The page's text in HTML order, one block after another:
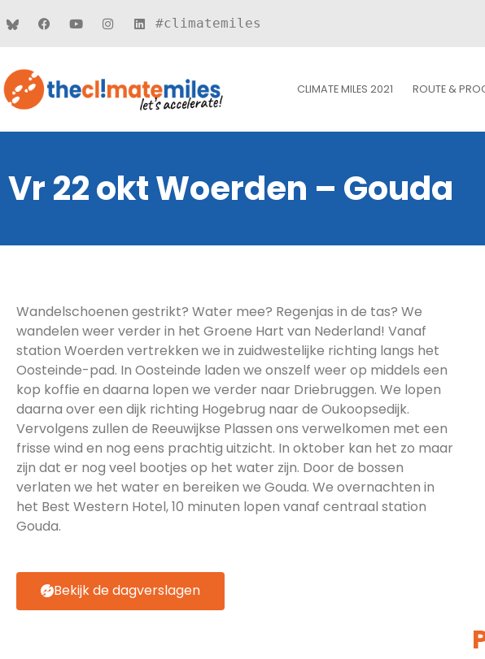
#climatemiles
CLIMATE MILES 2021 ROUTE &
Vr 22 okt Woerden – Gouda
Wandelschoenen gestrikt? Water mee? Regenjas in de tas? We
wandelen weer verder in het Groene Hart van Nederland! Vanaf
station Woerden vertrekken we in zuidwestelijke richting langs het
Oosteinde-pad. In Oosteinde laden we onszelf weer op middels een
kop koffie en daarna lopen we verder naar Driebruggen. We lopen
daarna over een dijk richting Hogebrug naar de Oukoopsedijk.
Vervolgens zullen de Reeuwijkse Plassen ons verwelkomen met een
frisse wind en nog eens prachtig uitzicht. In oktober kan het zo maar
zijn dat er nog veel bootjes op het water zijn. Door de bossen
verlaten we het water en bereiken we Gouda. We overnachten in
het Best Western Hotel, 10 minuten lopen vanaf centraal station
Gouda.
Bekijk de dagverslagen